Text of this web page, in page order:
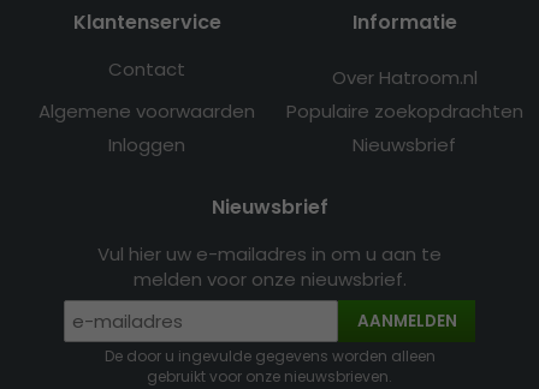
Klantenservice
Contact
Algemene voorwaarden
Inloggen
Informatie
Over Hatroom.nl
Populaire zoekopdrachten
Nieuwsbrief
Nieuwsbrief
Vul hier uw e-mailadres in om u aan te
melden voor onze nieuwsbrief.
AANMELDEN
De door u ingevulde gegevens worden alleen
gebruikt voor onze nieuwsbrieven.